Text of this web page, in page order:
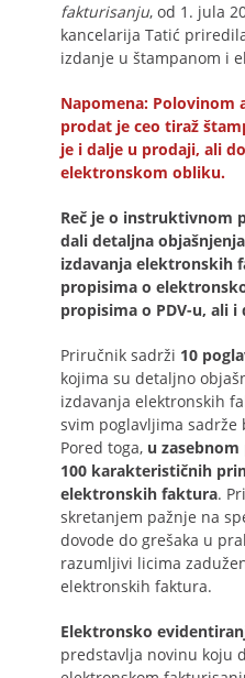
fakturisanju, od 1. jula
kancelarija Tatić
izdanje u štampanom i
Napomena: Polovinom
prodat je ceo tiraž
je i dalje u prodaji, ali
elektronskom obliku.
Reč je o instruktivnom
dali detaljna
izdavanja elektronskih
propisima o
propisima o PDV-u, ali i
Priručnik sadrži 10
kojima su detaljno
izdavanja elektronskih
svim poglavljima
Pored toga, u
100 karakterističnih
elektronskih faktura.
skretanjem pažnje na
dovode do grešaka u
razumljivi licima
elektronskih faktura.
Elektronsko
predstavlja novinu koju